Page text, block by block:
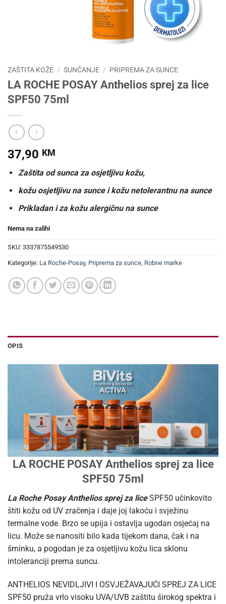
ZAŠTITA KOŽE / SUNČANJE / PRIPREMA ZA SUNCE
LA ROCHE POSAY Anthelios sprej za lice
SPF50 75ml
37,90 KM
Zaštita od sunca za osjetljivu kožu,
kožu osjetljivu na sunce i kožu netolerantnu na sunce
Prikladan i za kožu alergičnu na sunce
Nema na zalihi
SKU: 3337875549530
Kategorije: La Roche-Posay, Priprema za sunce, Robne marke
OPIS
LA ROCHE POSAY Anthelios sprej za lice
SPF50 75ml
La Roche Posay Anthelios sprej za lice SPF50 učinkovito
štiti kožu od UV zračenja i daje joj lakoću i svježinu
termalne vode. Brzo se upija i ostavlja ugodan osjećaj na
licu. Može se nanositi bilo kada tijekom dana, čak i na
šminku, a pogodan je za osjetljivu kožu lica sklonu
intoleranciji prema suncu.
ANTHELIOS NEVIDLJIVI I OSVJEŽAVAJUĆI SPREJ ZA LICE
SPF50 pruža vrlo visoku UVA/UVB zaštitu širokog spektra i